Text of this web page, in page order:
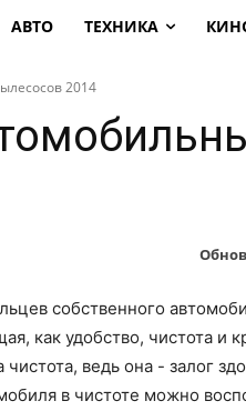
АВТО ТЕХНИКА
2014
собственного
как удобство, чистота и
ведь она - залог
в чистоте можно